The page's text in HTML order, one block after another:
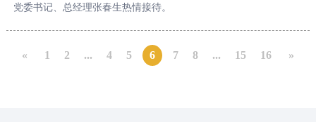
党委书记、总经理张春生热情接待。
« 1 2 ... 4 5 6 7 8 ... 15 16 »